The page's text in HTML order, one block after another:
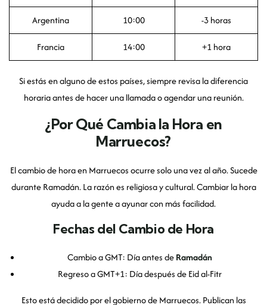
Argentina 10:00 -3 horas
Francia 14:00 +1 hora
Si estás en alguno de estos países, siempre revisa la diferencia
horaria antes de hacer una llamada o agendar una reunión.
¿Por Qué Cambia la Hora en
Marruecos?
El cambio de hora en Marruecos ocurre solo una vez al año. Sucede
durante Ramadán. La razón es religiosa y cultural. Cambiar la hora
ayuda a la gente a ayunar con más facilidad.
Fechas del Cambio de Hora
Cambio a GMT: Día antes deRamadán
Regreso a GMT+1: Día después de Eid al-Fitr
Esto está decidido por el gobierno de Marruecos. Publican las